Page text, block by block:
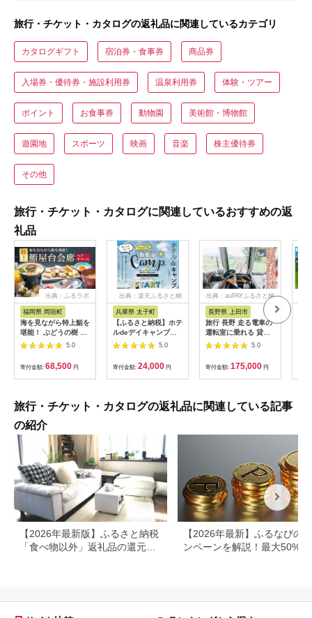
旅行・チケット・カタログの返礼品に関連しているカテゴリ
カタログギフト 宿泊券・食事券 商品券
入場券・優待券・施設利用券 温泉利用券 体験・ツアー
ポイント お食事券 動物園 美術館・博物館
遊園地 スポーツ 映画 音楽 株主優待券
その他
旅行・チケット・カタログに関連しているおすすめの返
礼品
出典：ふるラボ
福岡県 岡垣町
海を見ながら特上鮨を
堪能！ ぶどうの樹 鮨
屋台ペア お食事券 海
鮮 海 屋台 食事 ペア
福岡県 岡垣町
5.0
寄付金額: 68,500 円
出典：楽天ふるさと納
兵庫県 太子町
【ふるさと納税】ホテ
ルdeデイキャンプ体
験チケット
【1364991】
5.0
寄付金額: 24,000 円
出典：auPAYふるさと納
長野県 上田市
旅行 長野 走る電車の
運転室に乗れる 貸切
列車でお仕事体験 体
験 チケット 電車 鉄道
列車 サービス 子供 子
ども こども 家族 長野
県
5.0
寄付金額: 175,000 円
旅行・チケット・カタログの返礼品に関連している記事
の紹介
【2026年最新版】ふるさと納税
「食べ物以外」返礼品の還元率
【2026年最新】ふるなびの
ンペーンを解説！最大50%還